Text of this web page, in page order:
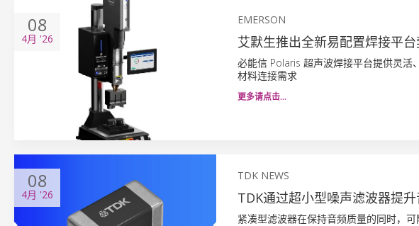
08
4月 '26
EMERSON
艾默生推出全新易配置焊接平
必能信 Polaris 超声波焊接平台提供灵活
材料连接需求
更多请点击…
08
4月 '26
TDK NEWS
TDK通过超小型噪声滤波器提
紧凑型滤波器在保持音频质量的同时，